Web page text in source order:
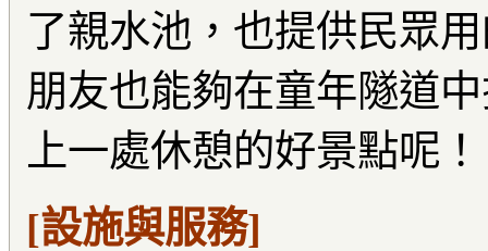
了親水池，也提供民眾
朋友也能夠在童年隧道
上一處休憩的好景點呢！
[設施與服務]